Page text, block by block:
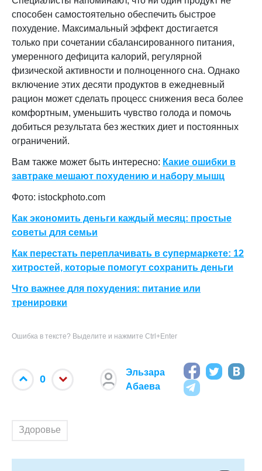
способен самостоятельно обеспечить быстрое
похудение. Максимальный эффект достигается
только при сочетании сбалансированного питания,
умеренного дефицита калорий, регулярной
физической активности и полноценного сна. Однако
включение этих десяти продуктов в ежедневный
рацион может сделать процесс снижения веса более
комфортным, уменьшить чувство голода и помочь
добиться результата без жестких диет и постоянных
ограничений.
Вам также может быть интересно: Какие ошибки в
завтраке мешают похудению и набору мышц
Фото: istockphoto.com
Как экономить деньги каждый месяц: простые
советы для семьи
Как перестать переплачивать в супермаркете: 12
хитростей, которые помогут сохранить деньги
Что важнее для похудения: питание или
тренировки
Ошибка в тексте? Выделите и нажмите Ctrl+Enter
0
Эльзара
Абаева
Здоровье